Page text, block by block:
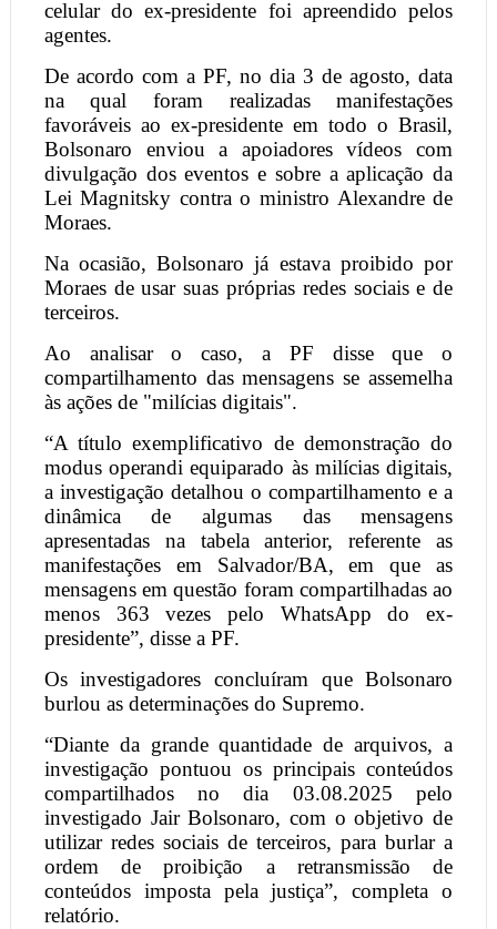
celular do ex-presidente foi apreendido pelos
agentes.
De acordo com a PF, no dia 3 de agosto, data
na qual foram realizadas manifestações
favoráveis ao ex-presidente em todo o Brasil,
Bolsonaro enviou a apoiadores vídeos com
divulgação dos eventos e sobre a aplicação da
Lei Magnitsky contra o ministro Alexandre de
Moraes.
Na ocasião, Bolsonaro já estava proibido por
Moraes de usar suas próprias redes sociais e de
terceiros.
Ao analisar o caso, a PF disse que o
compartilhamento das mensagens se assemelha
às ações de "milícias digitais".
“A título exemplificativo de demonstração do
modus operandi equiparado às milícias digitais,
a investigação detalhou o compartilhamento e a
dinâmica de algumas das mensagens
apresentadas na tabela anterior, referente as
manifestações em Salvador/BA, em que as
mensagens em questão foram compartilhadas ao
menos 363 vezes pelo WhatsApp do ex-
presidente”, disse a PF.
Os investigadores concluíram que Bolsonaro
burlou as determinações do Supremo.
“Diante da grande quantidade de arquivos, a
investigação pontuou os principais conteúdos
compartilhados no dia 03.08.2025 pelo
investigado Jair Bolsonaro, com o objetivo de
utilizar redes sociais de terceiros, para burlar a
ordem de proibição a retransmissão de
conteúdos imposta pela justiça”, completa o
relatório.